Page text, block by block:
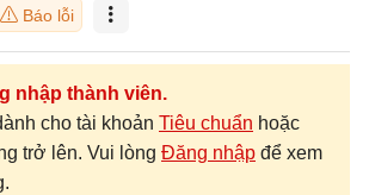
Báo lỗi
nhập thành viên.
cho tài khoản Tiêu chuẩn hoặc
trở lên. Vui lòng Đăng nhập để xem